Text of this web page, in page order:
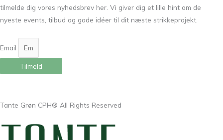
tilmelde dig vores nyhedsbrev her. Vi giver dig et lille hint om de
nyeste events, tilbud og gode idéer til dit næste strikkeprojekt.
Email
Tilmeld
Tante Grøn CPH® All Rights Reserved